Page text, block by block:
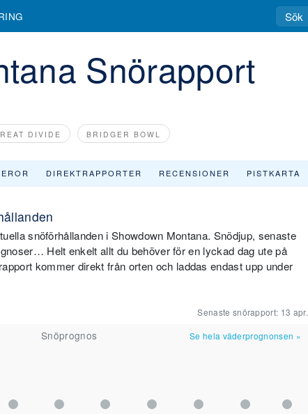
Snörapport
DIVIDE BRIDGER BOWL
DIREKTRAPPORTER RECENSIONER PISTKARTA
snöförhållanden i Showdown Montana. Snödjup, senaste
Helt enkelt allt du behöver för en lyckad dag ute på
kommer direkt från orten och laddas endast upp under
Senaste snörapport: 13 apr.
Snöprognos Se hela väderprognonsen »